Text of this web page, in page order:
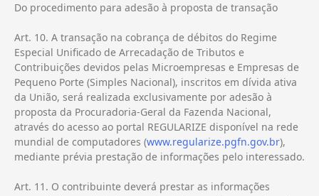
Do procedimento para adesão à proposta de transação
Art. 10. A transação na cobrança de débitos do Regime
Especial Unificado de Arrecadação de Tributos e
Contribuições devidos pelas Microempresas e Empresas de
Pequeno Porte (Simples Nacional), inscritos em dívida ativa
da União, será realizada exclusivamente por adesão à
proposta da Procuradoria-Geral da Fazenda Nacional,
através do acesso ao portal REGULARIZE disponível na rede
mundial de computadores (www.regularize.pgfn.gov.br),
mediante prévia prestação de informações pelo interessado.
Art. 11. O contribuinte deverá prestar as informações